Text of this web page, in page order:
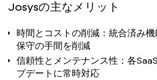
Josysの主なメリット
時間とコストの削減 ：統合済み
保守の手間を削減
信頼性とメンテナンス性 ：各
プデートに常時対応